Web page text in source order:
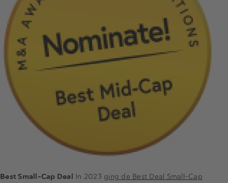
Best Small-Cap Deal In 2023 ging de Best Deal Small-Cap